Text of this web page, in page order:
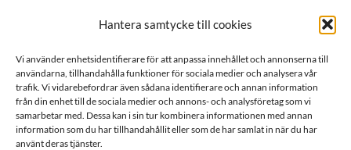
Hantera samtycke till cookies
Vi använder enhetsidentifierare för att anpassa innehållet och annonserna till
användarna, tillhandahålla funktioner för sociala medier och analysera vår
trafik. Vi vidarebefordrar även sådana identifierare och annan information
från din enhet till de sociala medier och annons- och analysföretag som vi
samarbetar med. Dessa kan i sin tur kombinera informationen med annan
information som du har tillhandahållit eller som de har samlat in när du har
använt deras tjänster.
14
Posse
15
Ribbing
16
Boije af Gennäs
17
Hård af Segerstad
18
Falkenberg af Trystorp
19
Ulfeldt